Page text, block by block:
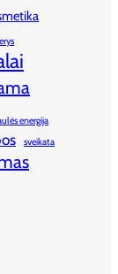
energija
sveikata